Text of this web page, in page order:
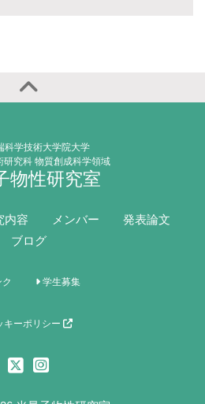
科学技術大学院大学
研究科 物質創成科学領域
物性研究室
内容 メンバー
発表論文
ブログ
ク 学生募集
キーポリシー